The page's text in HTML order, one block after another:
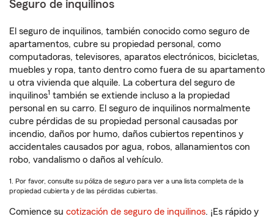
Seguro de inquilinos
El seguro de inquilinos, también conocido como seguro de
apartamentos, cubre su propiedad personal, como
computadoras, televisores, aparatos electrónicos, bicicletas,
muebles y ropa, tanto dentro como fuera de su apartamento
u otra vivienda que alquile. La cobertura del seguro de
inquilinos1 también se extiende incluso a la propiedad
personal en su carro. El seguro de inquilinos normalmente
cubre pérdidas de su propiedad personal causadas por
incendio, daños por humo, daños cubiertos repentinos y
accidentales causados por agua, robos, allanamientos con
robo, vandalismo o daños al vehículo.
1. Por favor, consulte su póliza de seguro para ver a una lista completa de la
propiedad cubierta y de las pérdidas cubiertas.
Comience su cotización de seguro de inquilinos. ¡Es rápido y